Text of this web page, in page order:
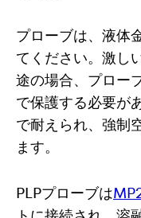
プローブは、液体
てください。激し
途の場合、プロー
で保護する必要が
で耐えられ、強制
ます。
PLPプローブは